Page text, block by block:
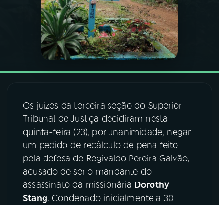
PODCASTS
VIDEOCASTS
08FESTIVAL DE MÚSICA
ACOMPANHE A RÁDIO NACIONAL
YouTube Facebook
Instagram X
Os juízes da terceira seção do Superior
Tribunal de Justiça decidiram nesta
quinta-feira (23), por unanimidade, negar
um pedido de recálculo de pena feito
pela defesa de Regivaldo Pereira Galvão,
acusado de ser o mandante do
assassinato da missionária Dorothy
Stang. Condenado inicialmente a 30